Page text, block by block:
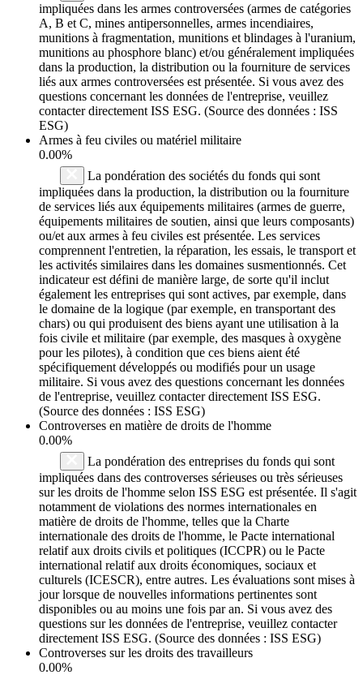
impliquées dans les armes controversées (armes de catégories
A, B et C, mines antipersonnelles, armes incendiaires,
munitions à fragmentation, munitions et blindages à l'uranium,
munitions au phosphore blanc) et/ou généralement impliquées
dans la production, la distribution ou la fourniture de services
liés aux armes controversées est présentée. Si vous avez des
questions concernant les données de l'entreprise, veuillez
contacter directement ISS ESG. (Source des données : ISS
ESG)
Armes à feu civiles ou matériel militaire
0.00%
La pondération des sociétés du fonds qui sont
impliquées dans la production, la distribution ou la fourniture
de services liés aux équipements militaires (armes de guerre,
équipements militaires de soutien, ainsi que leurs composants)
ou/et aux armes à feu civiles est présentée. Les services
comprennent l'entretien, la réparation, les essais, le transport et
les activités similaires dans les domaines susmentionnés. Cet
indicateur est défini de manière large, de sorte qu'il inclut
également les entreprises qui sont actives, par exemple, dans
le domaine de la logique (par exemple, en transportant des
chars) ou qui produisent des biens ayant une utilisation à la
fois civile et militaire (par exemple, des masques à oxygène
pour les pilotes), à condition que ces biens aient été
spécifiquement développés ou modifiés pour un usage
militaire. Si vous avez des questions concernant les données
de l'entreprise, veuillez contacter directement ISS ESG.
(Source des données : ISS ESG)
Controverses en matière de droits de l'homme
0.00%
La pondération des entreprises du fonds qui sont
impliquées dans des controverses sérieuses ou très sérieuses
sur les droits de l'homme selon ISS ESG est présentée. Il s'agit
notamment de violations des normes internationales en
matière de droits de l'homme, telles que la Charte
internationale des droits de l'homme, le Pacte international
relatif aux droits civils et politiques (ICCPR) ou le Pacte
international relatif aux droits économiques, sociaux et
culturels (ICESCR), entre autres. Les évaluations sont mises à
jour lorsque de nouvelles informations pertinentes sont
disponibles ou au moins une fois par an. Si vous avez des
questions sur les données de l'entreprise, veuillez contacter
directement ISS ESG. (Source des données : ISS ESG)
Controverses sur les droits des travailleurs
0.00%